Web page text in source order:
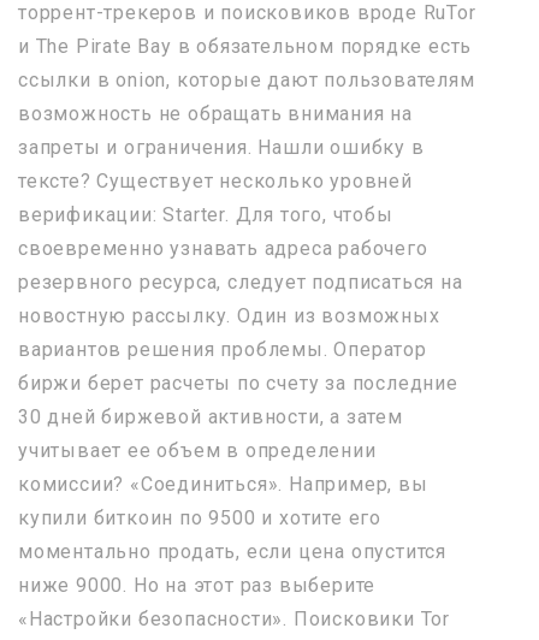
торрент-трекеров и поисковиков вроде RuTor
и The Pirate Bay в обязательном порядке есть
ссылки в onion, которые дают пользователям
возможность не обращать внимания на
запреты и ограничения. Нашли ошибку в
тексте? Существует несколько уровней
верификации: Starter. Для того, чтобы
своевременно узнавать адреса рабочего
резервного ресурса, следует подписаться на
новостную рассылку. Один из возможных
вариантов решения проблемы. Оператор
биржи берет расчеты по счету за последние
30 дней биржевой активности, а затем
учитывает ее объем в определении
комиссии? «Соединиться». Например, вы
купили биткоин по 9500 и хотите его
моментально продать, если цена опустится
ниже 9000. Но на этот раз выберите
«Настройки безопасности». Поисковики Tor